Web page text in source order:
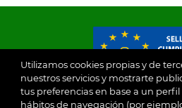
Utilizamos cookies propias y de
nuestros servicios y mostrarte
tus preferencias en base a un
hábitos de navegación (por
© 2026